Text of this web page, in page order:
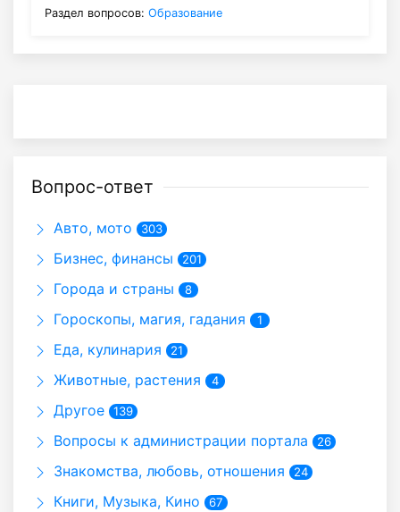
Раздел вопросов: Образование
Вопрос-ответ
Авто, мото 303
Бизнес, финансы 201
Города и страны 8
Гороскопы, магия, гадания 1
Еда, кулинария 21
Животные, растения 4
Другое 139
Вопросы к администрации портала 26
Знакомства, любовь, отношения 24
Книги, Музыка, Кино 67